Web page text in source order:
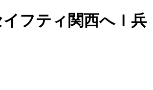
フティ関西へｌ兵